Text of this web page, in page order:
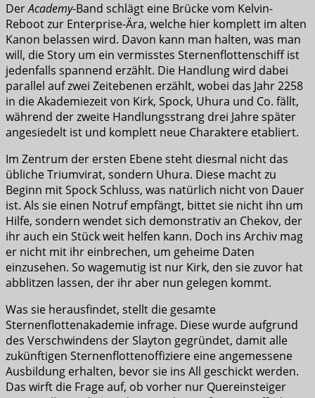
DerAcademy-Band schlägt eine Brücke vom Kelvin-
Reboot zur Enterprise-Ära, welche hier komplett im alten
Kanon belassen wird. Davon kann man halten, was man
will, die Story um ein vermisstes Sternenflottenschiff ist
jedenfalls spannend erzählt. Die Handlung wird dabei
parallel auf zwei Zeitebenen erzählt, wobei das Jahr 2258
in die Akademiezeit von Kirk, Spock, Uhura und Co. fällt,
während der zweite Handlungsstrang drei Jahre später
angesiedelt ist und komplett neue Charaktere etabliert.
Im Zentrum der ersten Ebene steht diesmal nicht das
übliche Triumvirat, sondern Uhura. Diese macht zu
Beginn mit Spock Schluss, was natürlich nicht von Dauer
ist. Als sie einen Notruf empfängt, bittet sie nicht ihn um
Hilfe, sondern wendet sich demonstrativ an Chekov, der
ihr auch ein Stück weit helfen kann. Doch ins Archiv mag
er nicht mit ihr einbrechen, um geheime Daten
einzusehen. So wagemutig ist nur Kirk, den sie zuvor hat
abblitzen lassen, der ihr aber nun gelegen kommt.
Was sie herausfindet, stellt die gesamte
Sternenflottenakademie infrage. Diese wurde aufgrund
des Verschwindens der Slayton gegründet, damit alle
zukünftigen Sternenflottenoffiziere eine angemessene
Ausbildung erhalten, bevor sie ins All geschickt werden.
Das wirft die Frage auf, ob vorher nur Quereinsteiger